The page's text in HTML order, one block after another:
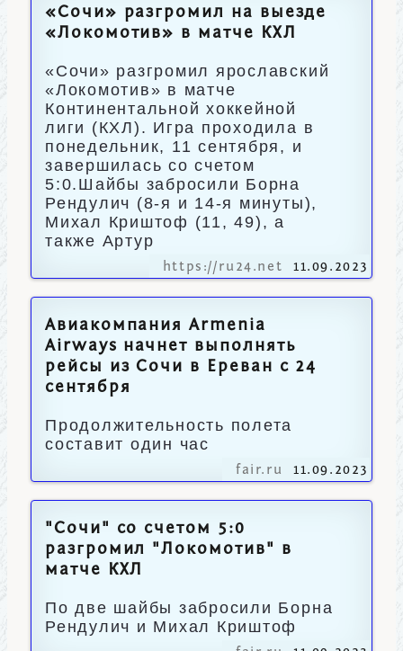
«Сочи» разгромил на выезде
«Локомотив» в матче КХЛ
«Сочи» разгромил ярославский
«Локомотив» в матче
Континентальной хоккейной
лиги (КХЛ). Игра проходила в
понедельник, 11 сентября, и
завершилась со счетом
5:0.Шайбы забросили Борна
Рендулич (8-я и 14-я минуты),
Михал Криштоф (11, 49), а
также Артур
https://ru24.net 11.09.2023
Авиакомпания Armenia
Airways начнет выполнять
рейсы из Сочи в Ереван с 24
сентября
Продолжительность полета
составит один час
fair.ru 11.09.2023
"Сочи" со счетом 5:0
разгромил "Локомотив" в
матче КХЛ
По две шайбы забросили Борна
Рендулич и Михал Криштоф